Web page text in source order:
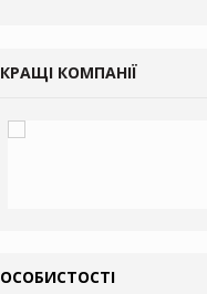
КРАЩІ КОМПАНІЇ
ОСОБИСТОСТІ